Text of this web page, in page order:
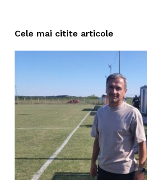
Cele mai citite articole